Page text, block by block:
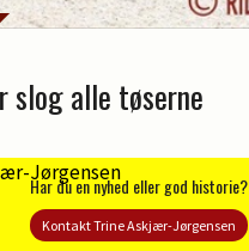
slog alle tøserne
Har du en nyhed eller god historie?
Kontakt Trine Askjær-Jørgensen